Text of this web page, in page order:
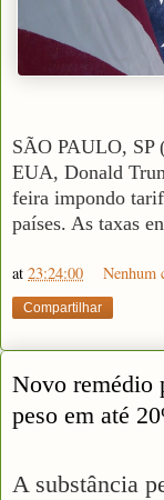
SÃO PAULO, SP
EUA, Donald
feira impondo
países. As taxas
at 23:24:00 Nenhum
Compartilhar
Novo remédio
peso em até
A substância